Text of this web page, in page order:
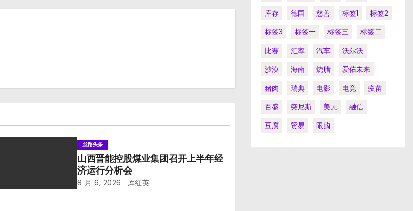
丝路头条
山西晋能控股煤业集团召开上半年经
济运行分析会
8 月 6, 2026 厍红英
库存
德国 慈善 标签1
标签2
标签3
标签一 标签三
标签二
比赛
汇率 汽车
沃尔沃
沙漠
海南 烧腊
爱佑未来
猪肉
瑞典 电影 电竞
疫苗
百盛
突尼斯 美元
融信
豆腐
贸易 限购